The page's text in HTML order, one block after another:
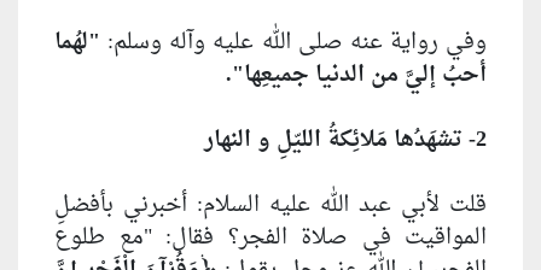
وفي رواية عنه صلى الله عليه وآله وسلم: "لهُما
أحبُ إليَّ من الدنيا جميعِها".
2- تشهَدُها مَلائِكةُ الليّلِ و النهار
قلت لأبي عبد الله عليه السلام: أخبرني بأفضلِ
المواقيت في صلاة الفجر؟ فقال: "مع طلوع